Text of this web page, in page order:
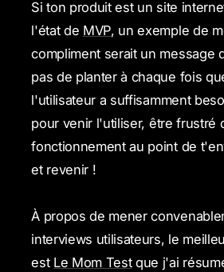
Si ton produit est un site
l'état de MVP, un exemple de
compliment serait un message
pas de planter à chaque fois
l'utilisateur a suffisamment
pour venir l'utiliser, être frustré
fonctionnement au point de
et revenir !
À propos de mener
interviews utilisateurs, le
est Le Mom Testque j'ai